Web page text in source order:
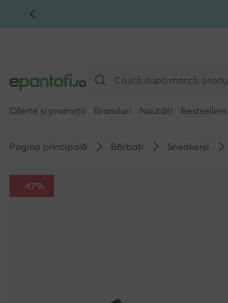
TRECI LA CONȚINUTUL PRINCIPAL
Oferte și promoții Branduri Noutăți Bestsellers
Pagina principală Bărbați Sneakerși
-17%